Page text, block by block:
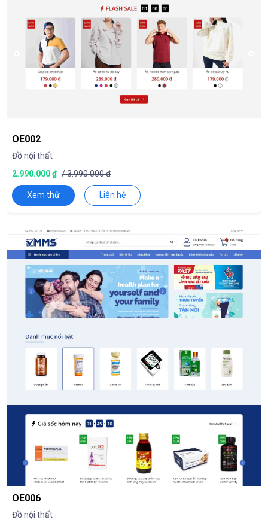
OE002
Đồ nội thất
2.990.000 ₫ / 3.990.000 đ
Xem thử Liên hệ
OE006
Đồ nội thất